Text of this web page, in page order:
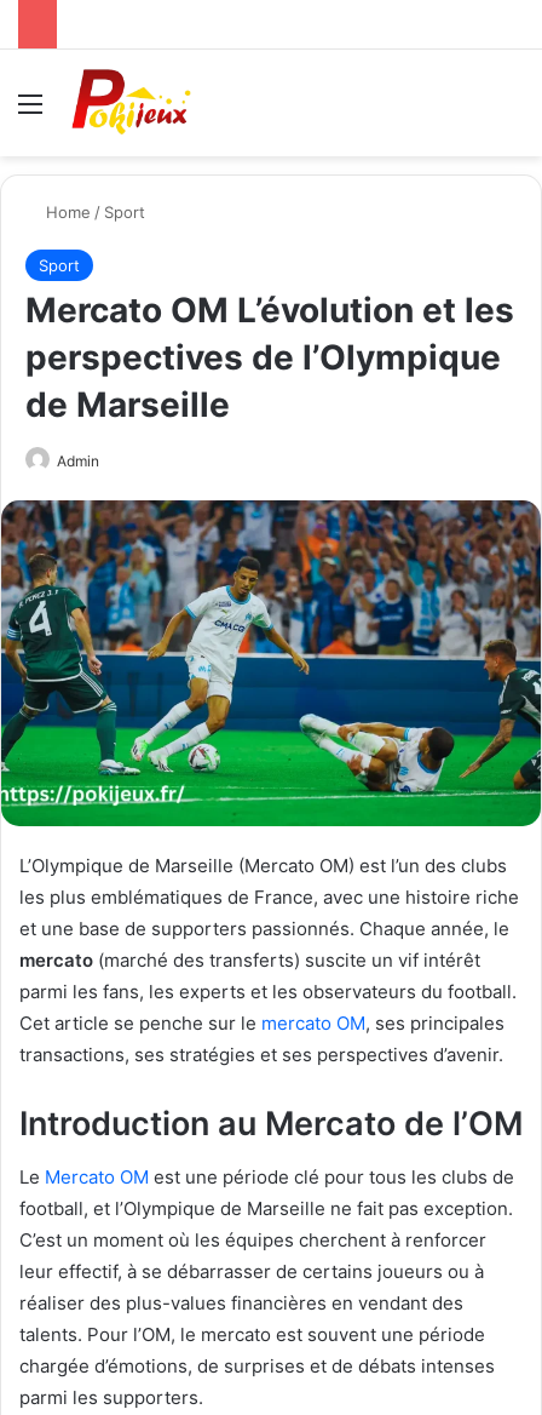
Menu
Home / Sport
Sport
Mercato OM L’évolution et les
perspectives de l’Olympique
de Marseille
Admin
email
L’Olympique de Marseille (Mercato OM) est l’un des clubs
les plus emblématiques de France, avec une histoire riche
et une base de supporters passionnés. Chaque année, le
mercato (marché des transferts) suscite un vif intérêt
parmi les fans, les experts et les observateurs du football.
Cet article se penche sur le mercato OM, ses principales
transactions, ses stratégies et ses perspectives d’avenir.
Introduction au Mercato de l’OM
Le Mercato OM est une période clé pour tous les clubs de
football, et l’Olympique de Marseille ne fait pas exception.
C’est un moment où les équipes cherchent à renforcer
leur effectif, à se débarrasser de certains joueurs ou à
réaliser des plus-values financières en vendant des
talents. Pour l’OM, le mercato est souvent une période
chargée d’émotions, de surprises et de débats intenses
parmi les supporters.